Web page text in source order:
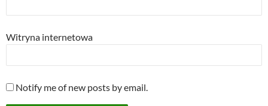
Witryna internetowa
Notify me of new posts by email.